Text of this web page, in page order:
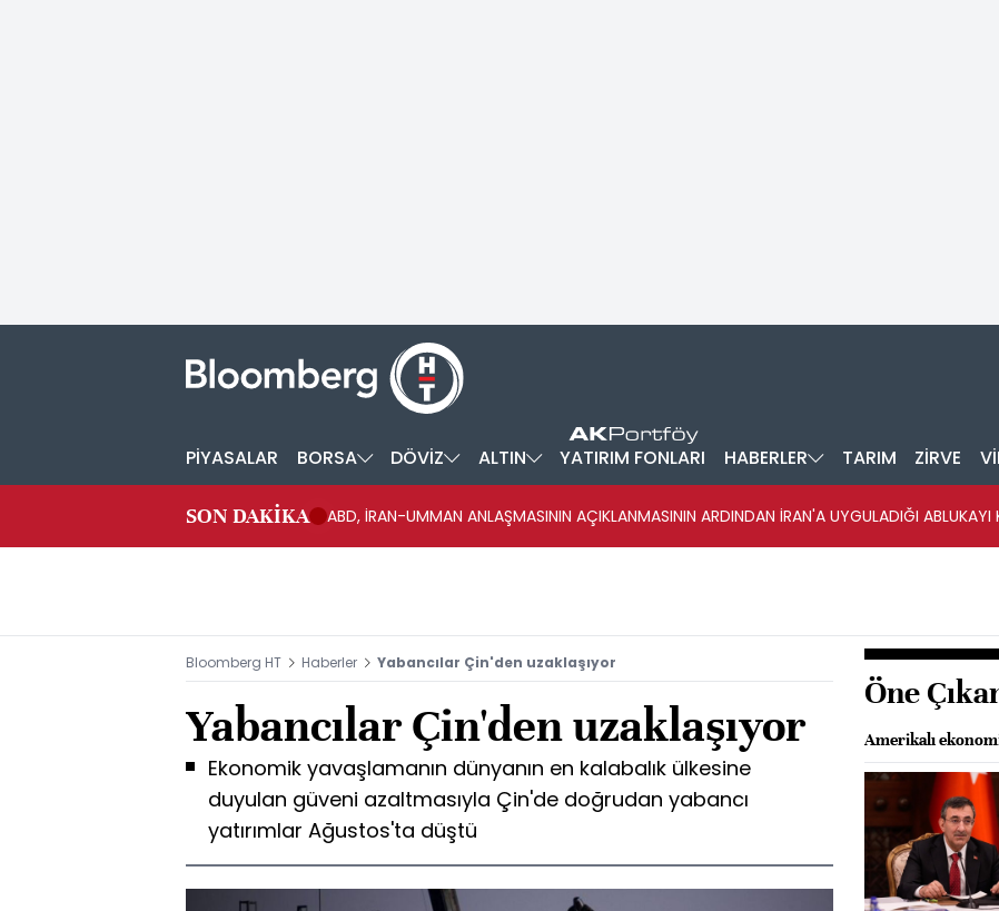
PİYASALAR BORSA DÖVİZ ALTIN YATIRIM FONLARI HABERLER TARIM ZİRVE
SON DAKİKA ABD, İRAN-UMMAN ANLAŞMASININ AÇIKLANMASININ ARDINDAN İRAN'A UYGULADIĞI ABLUKAYI
Bloomberg HT Haberler Yabancılar Çin'den uzaklaşıyor
Yabancılar Çin'den uzaklaşıyor
Ekonomik yavaşlamanın dünyanın en kalabalık ülkesine
duyulan güveni azaltmasıyla Çin'de doğrudan yabancı
yatırımlar Ağustos'ta düştü
Öne
Amerikalı